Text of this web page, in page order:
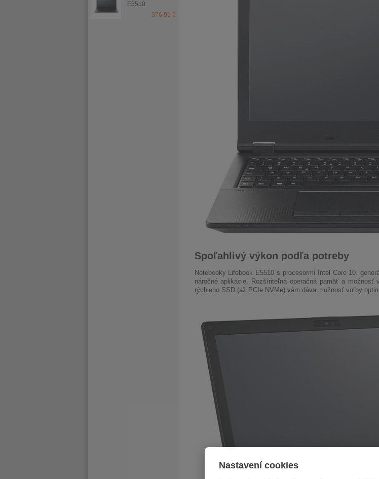
Nastavení cookies
E5510
376,91 €
Spoľahlivý výkon podľa potreby
Notebooky Lifebook E5510 s procesormi Intel Core 10.
náročné aplikácie. Rozšíriteľná operačná pamäť a možnosť
rýchleho SSD (až PCIe NVMe) vám dáva možnosť voľby